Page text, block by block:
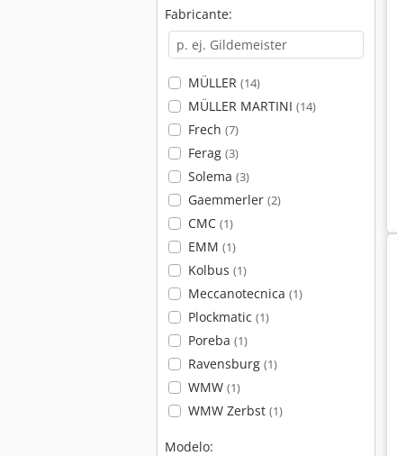
Fabricante:
MÜLLER (14)
MÜLLER MARTINI (14)
Frech (7)
Ferag (3)
Solema (3)
Gaemmerler (2)
CMC (1)
EMM (1)
Kolbus (1)
Meccanotecnica (1)
Plockmatic (1)
Poreba (1)
Ravensburg (1)
WMW (1)
WMW Zerbst (1)
Modelo: